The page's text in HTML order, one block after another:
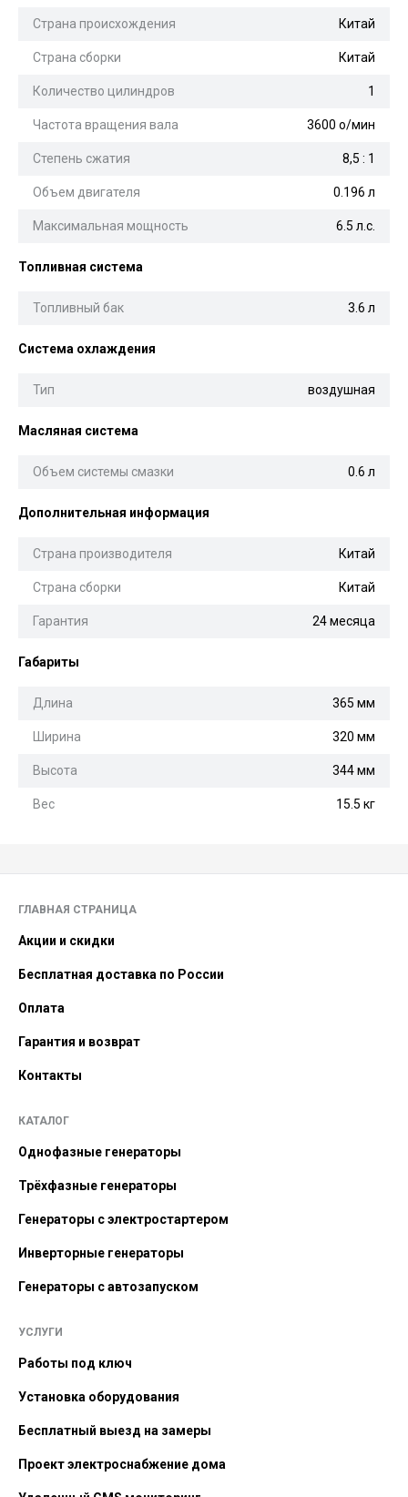
Страна происхождения Китай
Страна сборки Китай
Количество цилиндров 1
Частота вращения вала 3600 о/мин
Степень сжатия 8,5 : 1
Объем двигателя 0.196 л
Максимальная мощность 6.5 л.с.
Топливная система
Топливный бак 3.6 л
Система охлаждения
Тип воздушная
Масляная система
Объем системы смазки 0.6 л
Дополнительная информация
Страна производителя Китай
Страна сборки Китай
Гарантия 24 месяца
Габариты
Длина 365 мм
Ширина 320 мм
Высота 344 мм
Вес 15.5 кг
ГЛАВНАЯ СТРАНИЦА
Акции и скидки
Бесплатная доставка по России
Оплата
Гарантия и возврат
Контакты
КАТАЛОГ
Однофазные генераторы
Трёхфазные генераторы
Генераторы с электростартером
Инверторные генераторы
Генераторы с автозапуском
УСЛУГИ
Работы под ключ
Установка оборудования
Бесплатный выезд на замеры
Проект электроснабжение дома